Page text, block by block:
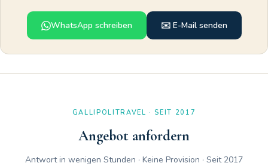
WhatsApp schreiben ✉️ E-Mail senden
GALLIPOLITRAVEL · SEIT 2017
Angebot anfordern
Antwort in wenigen Stunden · Keine Provision · Seit 2017